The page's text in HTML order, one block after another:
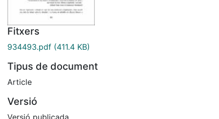
Fitxers
934493.pdf (411.4 KB)
Tipus de document
Article
Versió
Versió publicada